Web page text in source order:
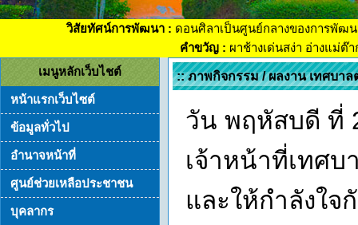
วิสัยทัศน์การพัฒนา : ดอนศิลาเป็นศูนย์กลางของการพัฒ
คำขวัญ : ผาช้างเด่นสง่า อ่างแม่ต๊
เมนูหลักเว็บไชต์
หน้าแรกเว็บไซต์
ข้อมูลทั่วไป
อำนาจหน้าที่
ศูนย์ช่วยเหลือประชาชน
บุคลากร
:: ภาพกิจกรรม / ผลงาน เทศบา
วัน พฤหัสบดี ที่
เจ้าหน้าที่เทศ
และให้กำลังใ